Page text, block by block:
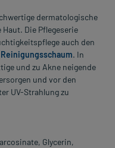
dermatologische
Die Pflegeserie
auch den
. In
und zu Akne neigende
und vor den
UV-Strahlung zu
Glycerin,